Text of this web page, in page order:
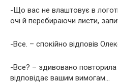
-Що вас не влаштовує в
очі й перебираючи листи,
-Все. – спокійно відповів
-Все? – здивовано
відповідає вашим вимогам…